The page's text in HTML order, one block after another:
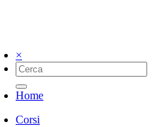
×
Home
Corsi